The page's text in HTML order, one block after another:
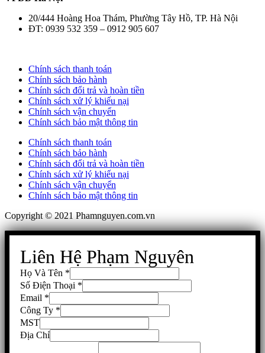
20/444 Hoàng Hoa Thám, Phường Tây Hồ, TP. Hà Nội
ĐT: 0939 532 359 – 0912 905 607
Chính sách thanh toán
Chính sách bảo hành
Chính sách đổi trả và hoàn tiền
Chính sách xử lý khiếu nại
Chính sách vận chuyển
Chính sách bảo mật thông tin
Chính sách thanh toán
Chính sách bảo hành
Chính sách đổi trả và hoàn tiền
Chính sách xử lý khiếu nại
Chính sách vận chuyển
Chính sách bảo mật thông tin
Copyright © 2021 Phamnguyen.com.vn
Liên Hệ Phạm Nguyên
Họ Và Tên *
Số Điện Thoại *
Email *
Công Ty *
MST
Địa Chỉ